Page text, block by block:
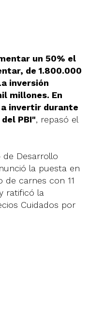
un 50% el
de 1.800.000
inversión
millones. En
invertir durante
PBI", repasó el
Desarrollo
la puesta en
carnes con 11
ratificó la
Cuidados por